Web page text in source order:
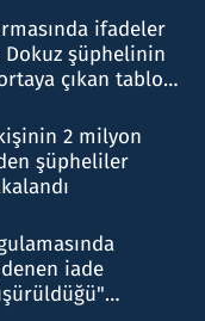
ifadeler
şüphelinin
çıkan tablo
2 milyon
şüpheliler
iade